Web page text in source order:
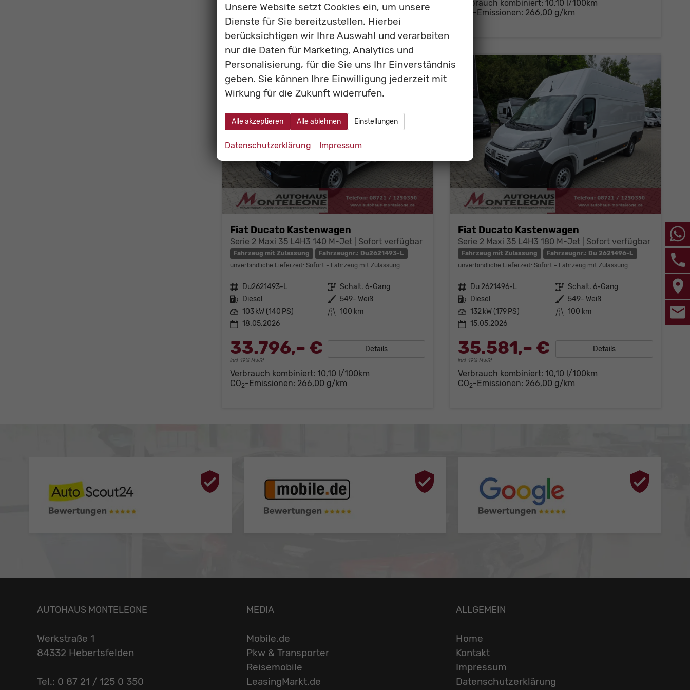
Verbrauch kombiniert:
10,10 l/100km
CO -Emissionen: 266,00 g/km
Verbrauch kombiniert: 10,10 l/100km
-Emissionen: 266,00 g/km
Fiat Ducato Kastenwagen
Serie 2 Maxi 35 L4H3 140 M-Jet | Sofort verfügbar
Fahrzeug mit Zulassung
Fahrzeugnr.: Du2621493-L
unverbindliche Lieferzeit: Sofort
Fahrzeug mit Zulassung
Fahrzeugnr. Du2621493-L Getriebe Schalt. 6-Gang
Kraftstoff Diesel Außenfarbe 549- Weiß
Leistung 103 kW (140 PS) Kilometerstand 100 km
18.05.2026
33.796,– €
incl. 19% MwSt.
Details
Verbrauch kombiniert: 10,10 l/100km
CO2-Emissionen: 266,00 g/km
Fiat Ducato Kastenwagen
Serie 2 Maxi 35 L4H3 180 M-Jet | Sofort verfügbar
Fahrzeug mit Zulassung
Fahrzeugnr.: Du 2621496-L
unverbindliche Lieferzeit: Sofort
Fahrzeug mit Zulassung
Fahrzeugnr. Du 2621496-L Getriebe Schalt. 6-Gang
Kraftstoff Diesel Außenfarbe 549- Weiß
Leistung 132 kW (179 PS) Kilometerstand 100 km
15.05.2026
35.581,– €
incl. 19% MwSt.
Details
Verbrauch kombiniert: 10,10 l/100km
CO2-Emissionen: 266,00 g/km
AUTOHAUS MONTELEONE
Werkstraße 1
84332 Hebertsfelden
Tel.: 0 87 21 / 125 0 350
MEDIA
Mobile.de
Pkw & Transporter
Reisemobile
LeasingMarkt.de
ALLGEMEIN
Home
Kontakt
Impressum
Datenschutzerklärung
Unsere Website setzt Cookies ein, um unsere
Dienste für Sie bereitzustellen. Hierbei
berücksichtigen wir Ihre Auswahl und verarbeiten
nur die Daten für Marketing, Analytics und
Personalisierung, für die Sie uns Ihr Einverständnis
geben. Sie können Ihre Einwilligung jederzeit mit
Wirkung für die Zukunft widerrufen.
Alle akzeptieren Alle ablehnen Einstellungen
Datenschutzerklärung Impressum